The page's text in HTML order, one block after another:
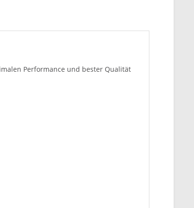
Performance und bester Qualität